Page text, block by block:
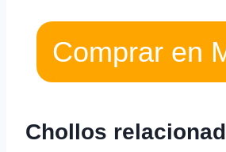
Comprar en
Chollos